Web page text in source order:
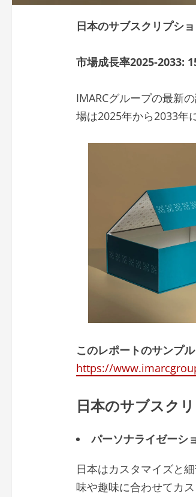
日本のサブスクリプシ
市場成長率2025-2033:
IMARCグループの最新
場は2025年から2033年
このレポートのサンプ
https://
日本のサブスク
パーソナライゼーシ
日本はカスタマイズと
味や趣味に合わせてカ